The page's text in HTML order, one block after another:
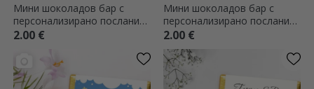
Мини шоколадов бар с
персонализирано послание
- подарък за кръщене
2.00 €
Мини шоколадов бар с
персонализирано послание
- Шаферка
2.00 €